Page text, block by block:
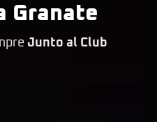
Granate
Junto al Club